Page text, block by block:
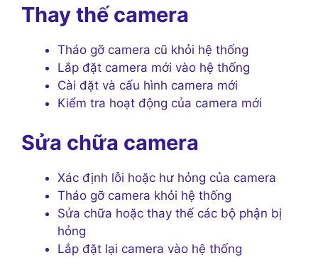
Thay thế camera
Tháo gỡ camera cũ khỏi hệ thống
Lắp đặt camera mới vào hệ thống
Cài đặt và cấu hình camera mới
Kiểm tra hoạt động của camera mới
Sửa chữa camera
Xác định lỗi hoặc hư hỏng của camera
Tháo gỡ camera khỏi hệ thống
Sửa chữa hoặc thay thế các bộ phận bị
hỏng
Lắp đặt lại camera vào hệ thống